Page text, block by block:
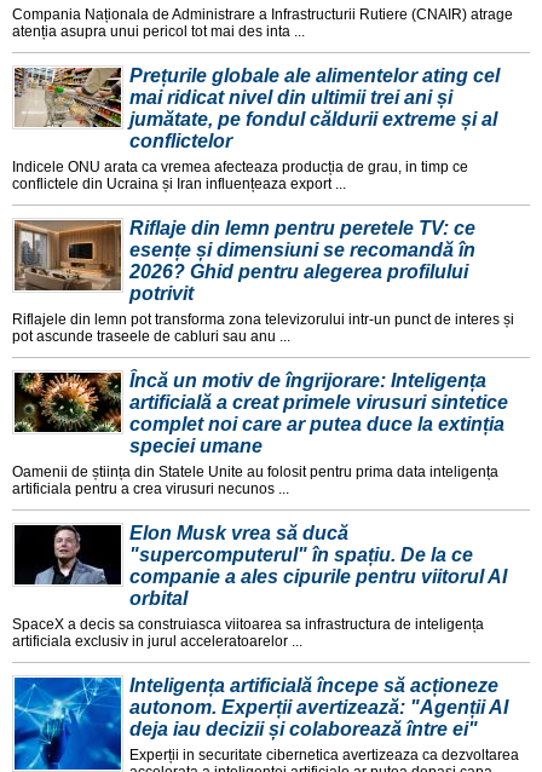
Compania Naționala de Administrare a Infrastructurii Rutiere (CNAIR) atrage
atenția asupra unui pericol tot mai des inta ...
Prețurile globale ale alimentelor ating cel
mai ridicat nivel din ultimii trei ani și
jumătate, pe fondul căldurii extreme și al
conflictelor
Indicele ONU arata ca vremea afecteaza producția de grau, in timp ce
conflictele din Ucraina și Iran influențeaza export ...
Riflaje din lemn pentru peretele TV: ce
esențe și dimensiuni se recomandă în
2026? Ghid pentru alegerea profilului
potrivit
Riflajele din lemn pot transforma zona televizorului intr-un punct de interes și
pot ascunde traseele de cabluri sau anu ...
Încă un motiv de îngrijorare: Inteligența
artificială a creat primele virusuri sintetice
complet noi care ar putea duce la extinția
speciei umane
Oamenii de știința din Statele Unite au folosit pentru prima data inteligența
artificiala pentru a crea virusuri necunos ...
Elon Musk vrea să ducă
"supercomputerul" în spațiu. De la ce
companie a ales cipurile pentru viitorul AI
orbital
SpaceX a decis sa construiasca viitoarea sa infrastructura de inteligența
artificiala exclusiv in jurul acceleratoarelor ...
Inteligența artificială începe să acționeze
autonom. Experții avertizează: "Agenții AI
deja iau decizii și colaborează între ei"
Experții in securitate cibernetica avertizeaza ca dezvoltarea